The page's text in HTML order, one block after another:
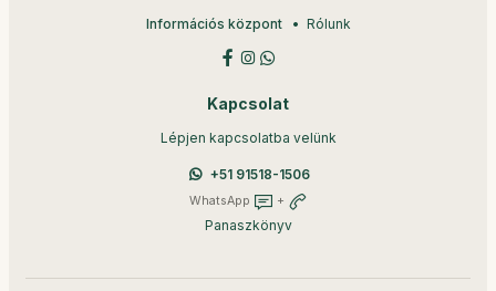
Információs központ Rólunk
Kapcsolat
Lépjen kapcsolatba velünk
+51 91518-1506
WhatsApp +
Panaszkönyv